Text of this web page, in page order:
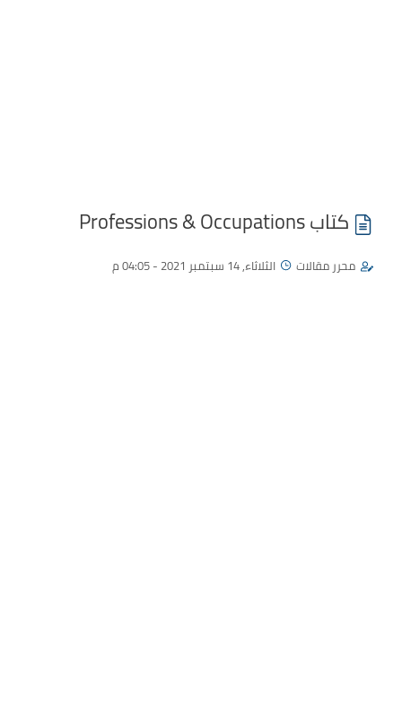
كتاب Professions & Occupations
محرر مقالات الثلاثاء, 14 سبتمبر 2021 - 04:05 م